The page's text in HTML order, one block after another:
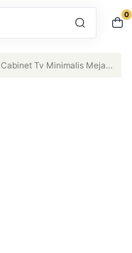
0
Cabinet Tv Minimalis Meja